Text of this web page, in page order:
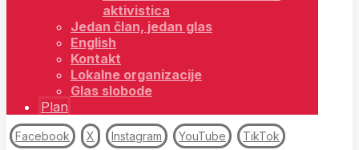
aktivistica
Jedan član, jedan glas
English
Kontakt
Lokalne organizacije
Glas slobode
Plan
Facebook X Instagram YouTube TikTok